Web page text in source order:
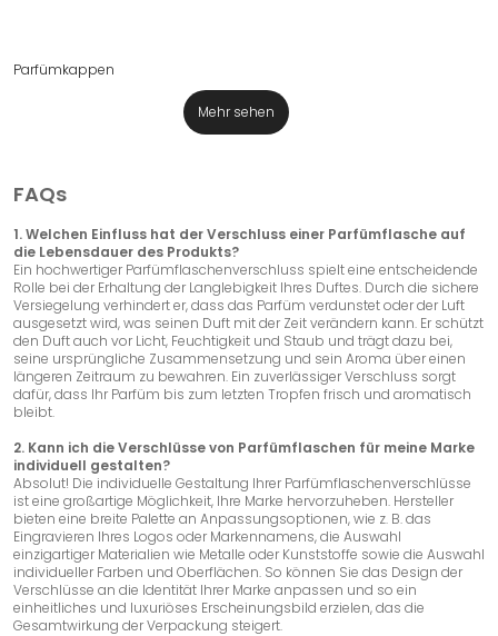
Parfümkappen
Mehr sehen
FAQs
1. Welchen Einfluss hat der Verschluss einer Parfümflasche auf
die Lebensdauer des Produkts?
Ein hochwertiger Parfümflaschenverschluss spielt eine entscheidende
Rolle bei der Erhaltung der Langlebigkeit Ihres Duftes. Durch die sichere
Versiegelung verhindert er, dass das Parfüm verdunstet oder der Luft
ausgesetzt wird, was seinen Duft mit der Zeit verändern kann. Er schützt
den Duft auch vor Licht, Feuchtigkeit und Staub und trägt dazu bei,
seine ursprüngliche Zusammensetzung und sein Aroma über einen
längeren Zeitraum zu bewahren. Ein zuverlässiger Verschluss sorgt
dafür, dass Ihr Parfüm bis zum letzten Tropfen frisch und aromatisch
bleibt.
2. Kann ich die Verschlüsse von Parfümflaschen für meine Marke
individuell gestalten?
Absolut! Die individuelle Gestaltung Ihrer Parfümflaschenverschlüsse
ist eine großartige Möglichkeit, Ihre Marke hervorzuheben. Hersteller
bieten eine breite Palette an Anpassungsoptionen, wie z. B. das
Eingravieren Ihres Logos oder Markennamens, die Auswahl
einzigartiger Materialien wie Metalle oder Kunststoffe sowie die Auswahl
individueller Farben und Oberflächen. So können Sie das Design der
Verschlüsse an die Identität Ihrer Marke anpassen und so ein
einheitliches und luxuriöses Erscheinungsbild erzielen, das die
Gesamtwirkung der Verpackung steigert.